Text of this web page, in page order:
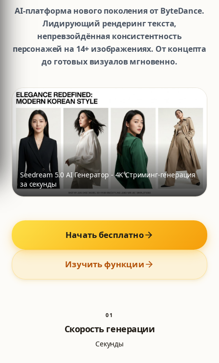
AI-платформа нового поколения от ByteDance.
Лидирующий рендеринг текста,
непревзойдённая консистентность
персонажей на 14+ изображениях. От концепта
до готовых визуалов мгновенно.
Seedream 5.0 AI Генератор - 4K Стриминг-генерация
за секунды
Начать бесплатно
Изучить функции
01
Скорость генерации
Секунды